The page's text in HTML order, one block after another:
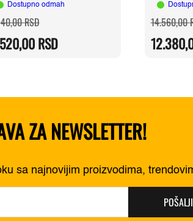
Dostupno odmah
RSDOriginalna
cena
bila:
4.140,00 RSD.
RSD
Trenutna
cena
3.520,00 RSD.
14.560,00
ZA NEWSLETTER!
sa najnovijim proizvodima,
POŠALJI